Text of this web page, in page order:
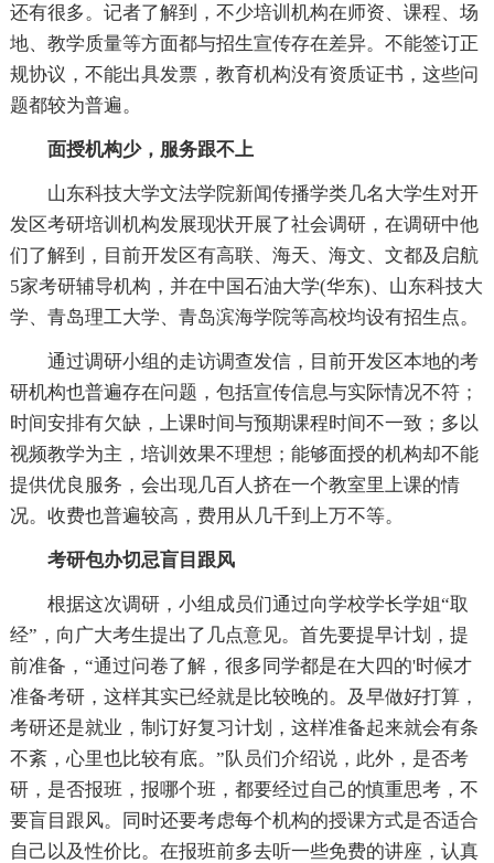
还有很多。记者了解到，不少培训机构在师资、课程、场
地、教学质量等方面都与招生宣传存在差异。不能签订正
规协议，不能出具发票，教育机构没有资质证书，这些问
题都较为普遍。
面授机构少，服务跟不上
山东科技大学文法学院新闻传播学类几名大学生对开
发区考研培训机构发展现状开展了社会调研，在调研中他
们了解到，目前开发区有高联、海天、海文、文都及启航
5家考研辅导机构，并在中国石油大学(华东)、山东科技大
学、青岛理工大学、青岛滨海学院等高校均设有招生点。
通过调研小组的走访调查发信，目前开发区本地的考
研机构也普遍存在问题，包括宣传信息与实际情况不符；
时间安排有欠缺，上课时间与预期课程时间不一致；多以
视频教学为主，培训效果不理想；能够面授的机构却不能
提供优良服务，会出现几百人挤在一个教室里上课的情
况。收费也普遍较高，费用从几千到上万不等。
考研包办切忌盲目跟风
根据这次调研，小组成员们通过向学校学长学姐“取
经”，向广大考生提出了几点意见。首先要提早计划，提
前准备，“通过问卷了解，很多同学都是在大四的'时候才
准备考研，这样其实已经就是比较晚的。及早做好打算，
考研还是就业，制订好复习计划，这样准备起来就会有条
不紊，心里也比较有底。”队员们介绍说，此外，是否考
研，是否报班，报哪个班，都要经过自己的慎重思考，不
要盲目跟风。同时还要考虑每个机构的授课方式是否适合
自己以及性价比。在报班前多去听一些免费的讲座，认真